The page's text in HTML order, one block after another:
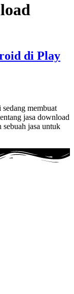
di Play
membuat
jasa download
sebuah jasa untuk